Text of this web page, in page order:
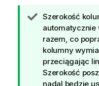
W
s
k
a
z
ó
w
Szerokość
automatycznie
razem, co
kolumny
przeciągając
Szerokość
nadal będzie